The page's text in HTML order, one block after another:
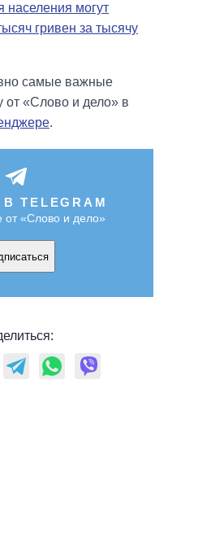
населения могут
гривен за тысячу
самые важные
от «Слово и дело» в
.
TELEGRAM
от «Слово и дело»